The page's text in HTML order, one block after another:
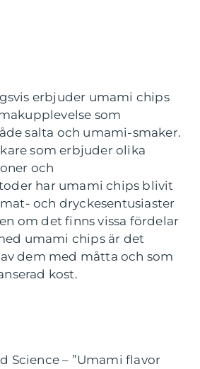
erbjuder umami chips
som
salta och umami-smaker.
som erbjuder olika
och
har umami chips blivit
och dryckesentusiaster
om det finns vissa fördelar
umami chips är det
dem med måtta och som
kost.
Science – ”Umami flavor